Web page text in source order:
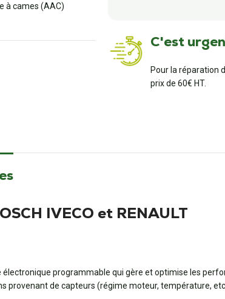
à cames (AAC)
C'est
Pour la réparation
prix de 60€ HT.
IVECO et RENAULT
programmable qui gère et optimise les
provenant de capteurs (régime moteur, température,